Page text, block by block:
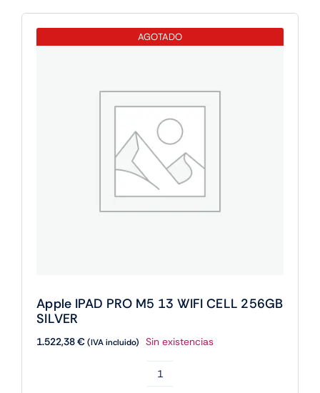
13
cantidad
AGOTADO
Apple IPAD PRO M5 13 WIFI CELL 256GB
SILVER
1.522,38€(IVA incluido) Sin existencias